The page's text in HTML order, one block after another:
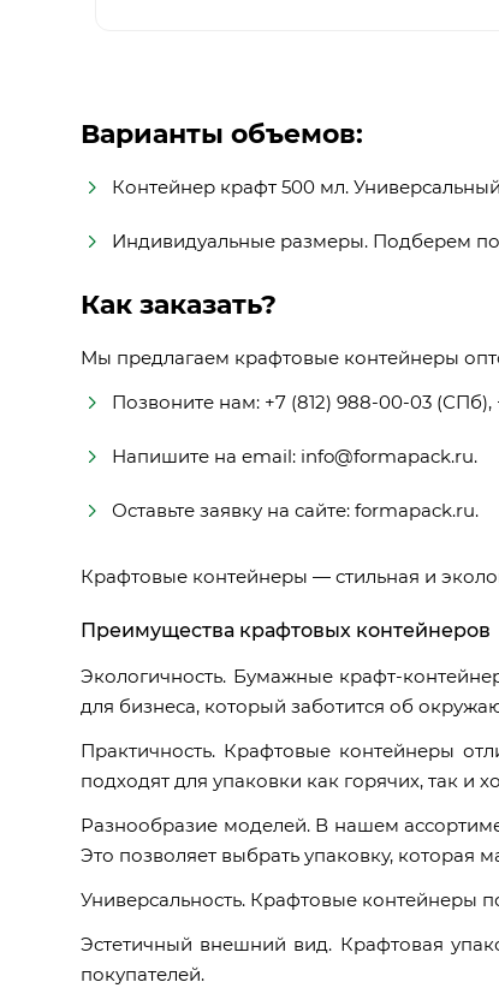
Варианты объемов:
Контейнер крафт 500 мл.
Индивидуальные размеры. Подберем
Как заказать?
Мы предлагаем крафтовые контейнеры
Позвоните нам: +7 (812) 988-00-03
Напишите на email: info@formapack.ru.
Оставьте заявку на сайте:formapack.ru.
Крафтовые контейнеры — стильная и
Преимущества крафтовых контейнеров
Экологичность. Бумажные крафт-
для бизнеса, который заботится об
Практичность. Крафтовые контейнеры
подходят для упаковки как горячих, так и
Разнообразие моделей. В нашем
Это позволяет выбрать упаковку, которая
Универсальность. Крафтовые контейнеры
Эстетичный внешний вид. Крафтовая
покупателей.